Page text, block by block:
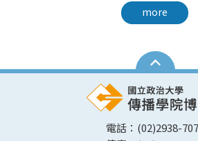
more
電話：(02)2938-